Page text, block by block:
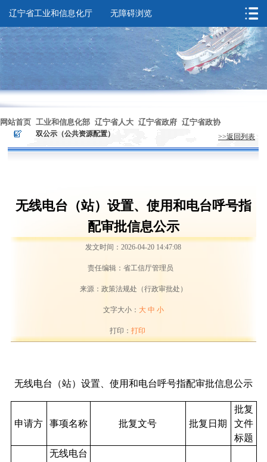
网站首页 工业和信息化部 辽宁省人大 辽宁省政府 辽宁省政协
无障碍浏览
辽宁省工业和信息化厅 无障碍浏览
> 双公示（公共资源配置） >>返回列表
无线电台（站）设置、使用和电台呼号指
配审批信息公示
发文时间：2026-04-20 14:47:08
责任编辑：省工信厅管理员
来源：政策法规处（行政审批处）
文字大小： 大 中 小
打印： 打印
无线电台（站）设置、使用和电台呼号指配审批信息公示
申请方 事项名称 批复文号 批复日期
批复
文件
标题
无线电台